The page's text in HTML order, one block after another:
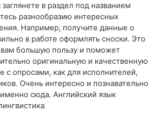
в раздел под названием
разнообразию интересных
Например, получите данные о
в работе оформлять сноски. Это
большую пользу и поможет
оригинальную и качественную
с опросами, как для исполнителей,
Очень интересно и познавательно
именно сюда. Английский язык